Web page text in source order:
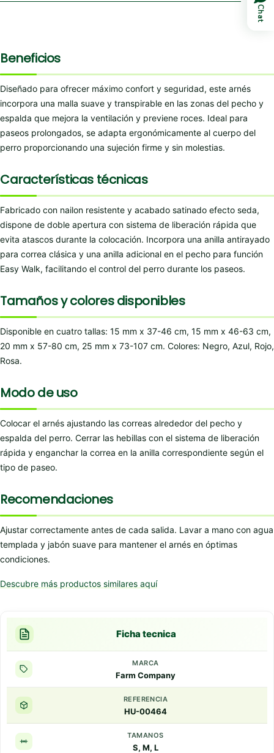
Beneficios
Diseñado para ofrecer máximo confort y seguridad, este arnés
incorpora una malla suave y transpirable en las zonas del pecho y
espalda que mejora la ventilación y previene roces. Ideal para
paseos prolongados, se adapta ergonómicamente al cuerpo del
perro proporcionando una sujeción firme y sin molestias.
Características técnicas
Fabricado con nailon resistente y acabado satinado efecto seda,
dispone de doble apertura con sistema de liberación rápida que
evita atascos durante la colocación. Incorpora una anilla antirayado
para correa clásica y una anilla adicional en el pecho para función
Easy Walk, facilitando el control del perro durante los paseos.
Tamaños y colores disponibles
Disponible en cuatro tallas: 15 mm x 37-46 cm, 15 mm x 46-63 cm,
20 mm x 57-80 cm, 25 mm x 73-107 cm. Colores: Negro, Azul, Rojo,
Rosa.
Modo de uso
Colocar el arnés ajustando las correas alrededor del pecho y
espalda del perro. Cerrar las hebillas con el sistema de liberación
rápida y enganchar la correa en la anilla correspondiente según el
tipo de paseo.
Recomendaciones
Ajustar correctamente antes de cada salida. Lavar a mano con agua
templada y jabón suave para mantener el arnés en óptimas
condiciones.
Descubre más productos similares aquí
Ficha tecnica
MARCA
Farm Company
REFERENCIA
HU-00464
TAMANOS
S, M, L
Chat